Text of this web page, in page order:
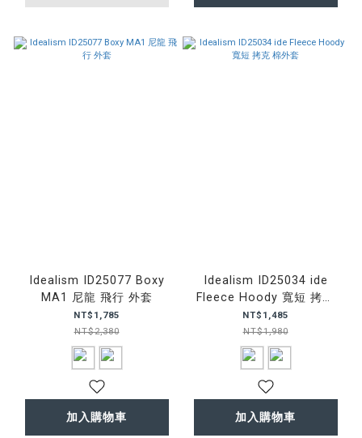
Idealism ID25077 Boxy
MA1 尼龍 飛行 外套
NT$1,785
NT$2,380
加入購物車
Idealism ID25034 ide
Fleece Hoody 寬短 拷克
棉外套
NT$1,485
NT$1,980
加入購物車